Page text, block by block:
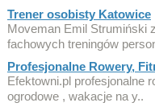
Trener osobisty Katowice
Moveman Emil Strumiński
fachowych treningów
Profesjonalne Rowery,
Efektowni.pl profesjonalne
ogrodowe , wakacje na y..